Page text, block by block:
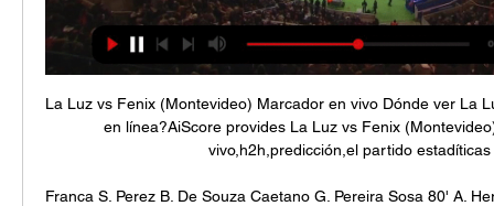
La Luz vs Fenix (Montevideo) Marcador en vivo Dónde ver La
en línea?AiScore provides La Luz vs Fenix
vivo,h2h,predicción,el partido estadíticas
Franca S. Perez B. De Souza Caetano G. Pereira Sosa 80' A.